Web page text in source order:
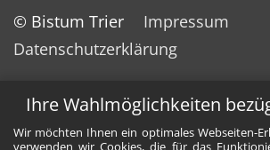
Ihre Wahlmöglichkeiten
Wir möchten Ihnen ein optimales Webseiten-
verwenden wir Cookies, die für das
© Bistum Trier
Impressum
Datenschutzerklärung